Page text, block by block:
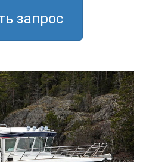
запрос